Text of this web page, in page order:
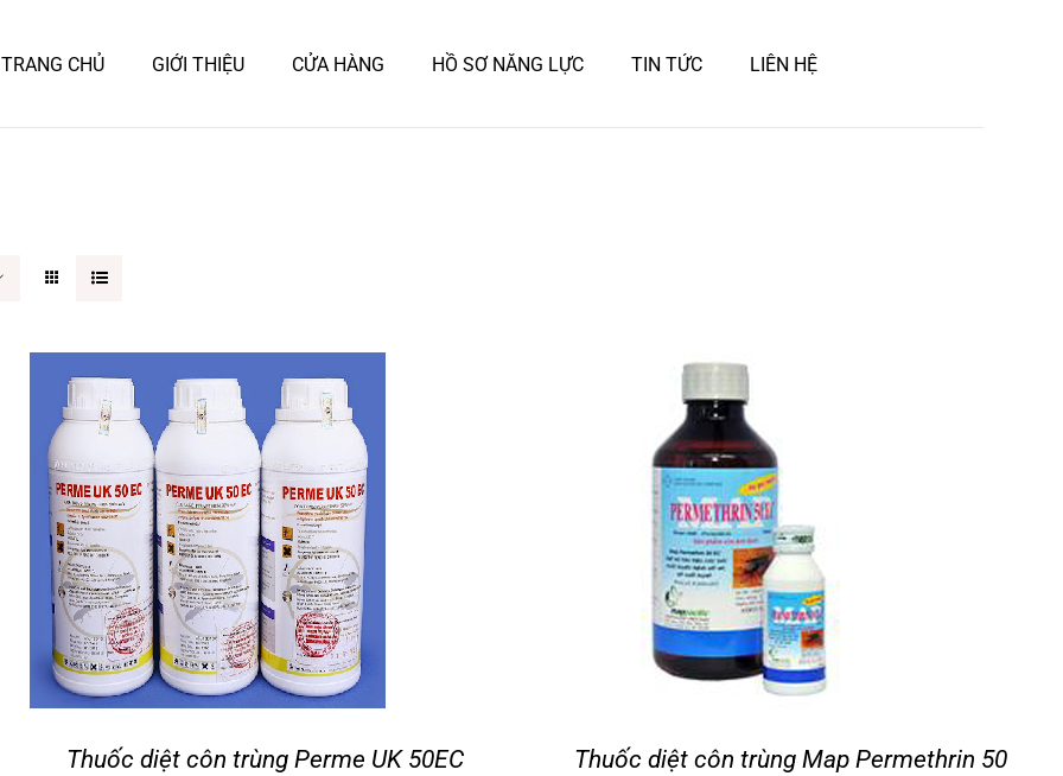
TRANG CHỦ GIỚI THIỆU CỬA HÀNG HỒ SƠ NĂNG LỰC TIN TỨC LIÊN HỆ
Thuốc diệt côn trùng Perme UK 50EC
Thuốc diệt côn trùng Map Permethrin 50